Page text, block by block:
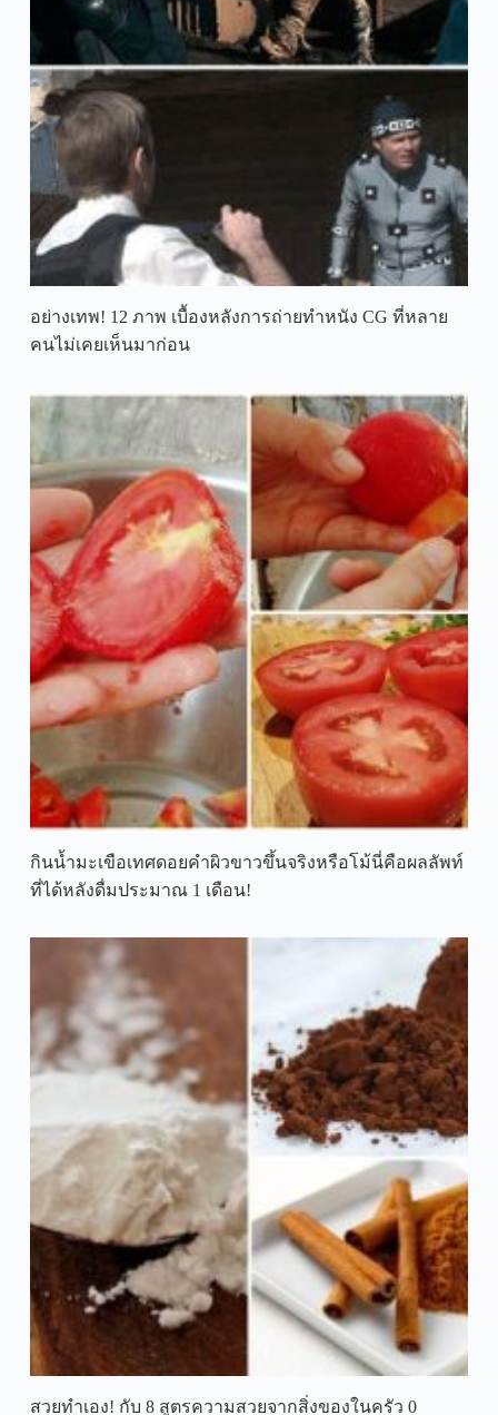
อย่างเทพ! 12 ภาพ เบื้องหลังการถ่ายทำหนัง CG ที่หลาย
คนไม่เคยเห็นมาก่อน
กินน้ำมะเขือเทศดอยคำผิวขาวขึ้นจริงหรือโม้นี่คือผลลัพท์
ที่ได้หลังดื่มประมาณ 1 เดือน!
สวยทำเอง! กับ 8 สูตรความสวยจากสิ่งของในครัว 0